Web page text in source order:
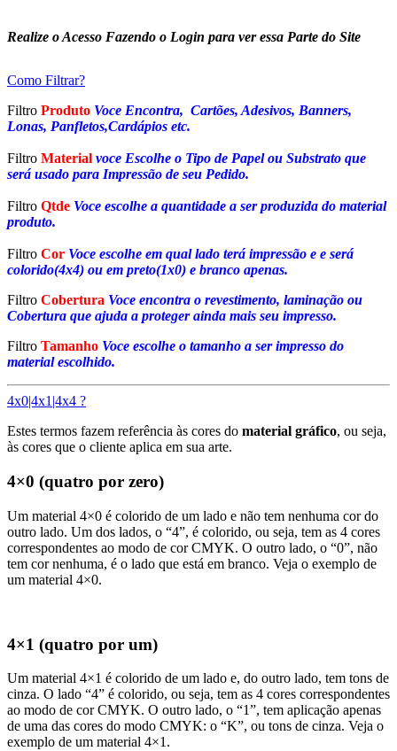
Realize o Acesso Fazendo o Login para ver essa Parte do Site
Como Filtrar?
Filtro Produto Voce Encontra, Cartões, Adesivos, Banners,
Lonas, Panfletos,Cardápios etc.
Filtro Material voce Escolhe o Tipo de Papel ou Substrato que
será usado para Impressão de seu Pedido.
Filtro Qtde Voce escolhe a quantidade a ser produzida do material
produto.
Filtro Cor Voce escolhe em qual lado terá impressão e e será
colorido(4x4) ou em preto(1x0) e branco apenas.
Filtro Cobertura Voce encontra o revestimento, laminação ou
Cobertura que ajuda a proteger ainda mais seu impresso.
Filtro Tamanho Voce escolhe o tamanho a ser impresso do
material escolhido.
4x0|4x1|4x4 ?
Estes termos fazem referência às cores do material gráfico, ou seja,
às cores que o cliente aplica em sua arte.
4×0 (quatro por zero)
Um material 4×0 é colorido de um lado e não tem nenhuma cor do
outro lado. Um dos lados, o “4”, é colorido, ou seja, tem as 4 cores
correspondentes ao modo de cor CMYK. O outro lado, o “0”, não
tem cor nenhuma, é o lado que está em branco. Veja o exemplo de
um material 4×0.
4×1 (quatro por um)
Um material 4×1 é colorido de um lado e, do outro lado, tem tons de
cinza. O lado “4” é colorido, ou seja, tem as 4 cores correspondentes
ao modo de cor CMYK. O outro lado, o “1”, tem aplicação apenas
de uma das cores do modo CMYK: o “K”, ou tons de cinza. Veja o
exemplo de um material 4×1.